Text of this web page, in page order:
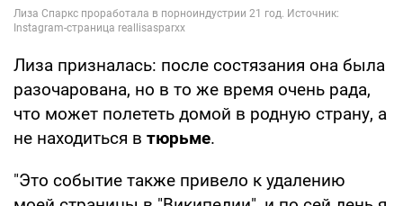
Лиза призналась: после состязания она была
разочарована, но в то же время очень рада,
что может полететь домой в родную страну, а
не находиться в тюрьме.
"Это событие также привело к удалению